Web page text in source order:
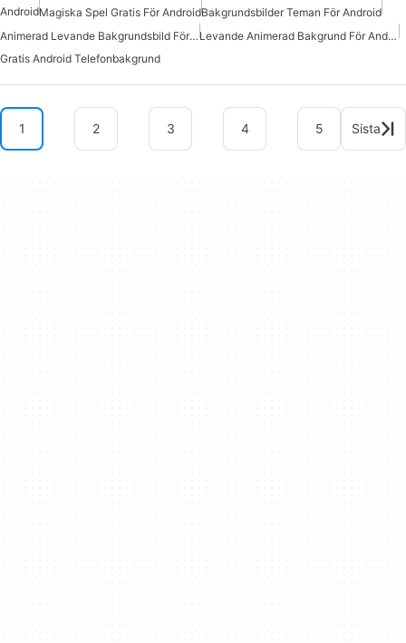
AndroidMagiska Spel Gratis För AndroidBakgrundsbilder Teman För Android
Animerad Levande Bakgrundsbild För Android
Levande Animerad Bakgrund För Android
Gratis Android Telefonbakgrund
1 2 3 4 5 Sista